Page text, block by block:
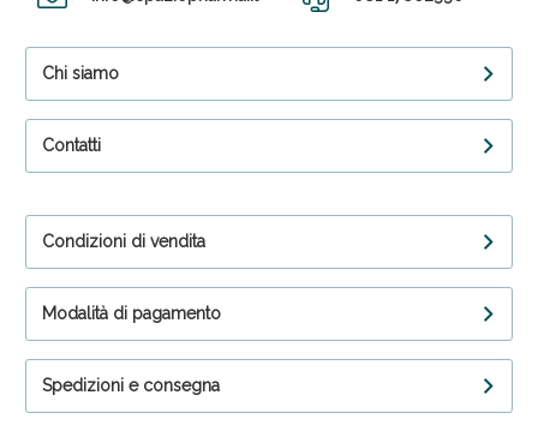
Chi siamo
Contatti
Condizioni di vendita
Modalità di pagamento
Spedizioni e consegna